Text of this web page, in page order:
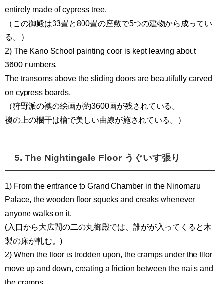
entirely made of cypress tree.
（この御殿は33畳と800畳の座敷で5つの建物から成ってい
る。）
2) The Kano School painting door is kept leaving about
3600 numbers.
The transoms above the sliding doors are beautifully carved
on cypress boards.
（狩野派の襖の絵画が約3600画が残されている。
襖の上の欄干は檜で美しい曲線が施されている。）
5. The Nightingale Floor うぐいす張り
1) From the entrance to Grand Chamber in the Ninomaru
Palace, the wooden floor squeks and creaks whenever
anyone walks on it.
(入口から大広間の二の丸御殿では、誰がが入ってくると木
製の床が軋む。)
2) When the floor is trodden upon, the cramps under the fllor
move up and down, creating a friction between the nails and
the cramps.